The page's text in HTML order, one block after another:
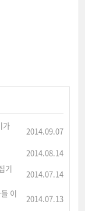
가
2014.09.07
2014.08.14
기
2014.07.14
이
2014.07.13